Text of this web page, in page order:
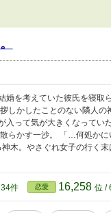
を考えていた彼氏を寝取
しかしたことのない隣人
って気が大きくなってい
らかす一沙。 「…何処か
木。やさぐれ女子の行く
件 恋愛 16,258 位 /